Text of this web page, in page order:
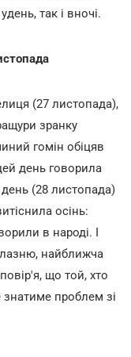
так і вночі.
(27 листопада),
зранку
гомін обіцяв
день говорила
(28 листопада)
осінь:
в народі. І
найближча
що той, хто
знатиме проблем зі